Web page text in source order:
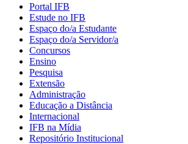
Portal IFB
Estude no IFB
Espaço do/a Estudante
Espaço do/a Servidor/a
Concursos
Ensino
Pesquisa
Extensão
Administração
Educação a Distância
Internacional
IFB na Mídia
Repositório Institucional